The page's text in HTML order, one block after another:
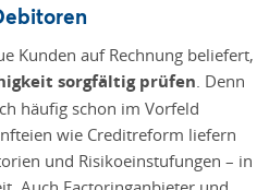
Kunden auf Rechnung beliefert,
sorgfältig prüfen . Denn
häufig schon im Vorfeld
wie Creditreform liefern
und Risikoeinstufungen – in